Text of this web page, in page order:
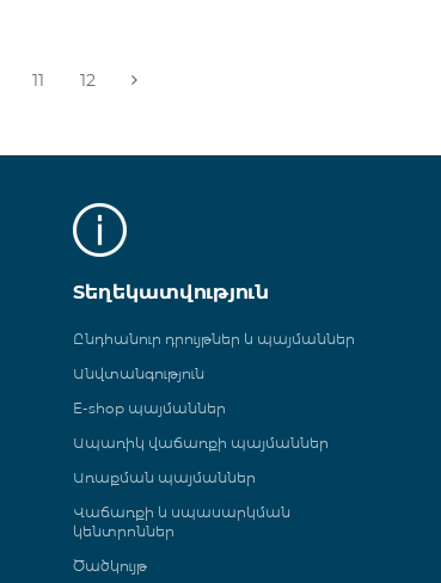
11 12
Տեղեկատվություն
Ընդհանուր դրույթներ և պայմաններ
Անվտանգություն
E-shop պայմաններ
Ապառիկ վաճառքի պայմաններ
Առաքման պայմաններ
Վաճառքի և սպասարկման
կենտրոններ
Ծածկույթ